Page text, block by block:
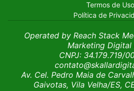
Termos de Uso
Política de
Operated by Reach Stack
Marketing Digital
CNPJ: 34.179.719/
Av. Cel. Pedro Maia de
Gaivotas, Vila Velha/ES,